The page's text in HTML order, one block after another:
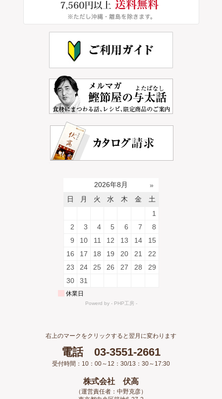
右上のマークをクリックすると翌月に変わります
電話 03-3551-2661
受付時間：10：00～12：30/13：30～17:30
株式会社 伏高
（運営責任者：中野克彦）